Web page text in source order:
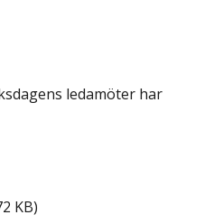
ledamöter har
KB)